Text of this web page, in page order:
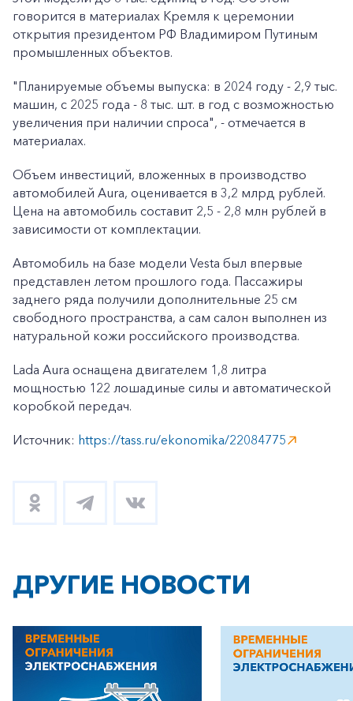
говорится в материалах Кремля к церемонии
открытия президентом РФ Владимиром Путиным
промышленных объектов.
"Планируемые объемы выпуска: в 2024 году - 2,9 тыс.
машин, с 2025 года - 8 тыс. шт. в год с возможностью
увеличения при наличии спроса", - отмечается в
материалах.
Объем инвестиций, вложенных в производство
автомобилей Aura, оценивается в 3,2 млрд рублей.
Цена на автомобиль составит 2,5 - 2,8 млн рублей в
зависимости от комплектации.
Автомобиль на базе модели Vesta был впервые
представлен летом прошлого года. Пассажиры
заднего ряда получили дополнительные 25 см
свободного пространства, а сам салон выполнен из
натуральной кожи российского производства.
Lada Aura оснащена двигателем 1,8 литра
мощностью 122 лошадиные силы и автоматической
коробкой передач.
Источник: https://tass.ru/ekonomika/22084775
ДРУГИЕ НОВОСТИ